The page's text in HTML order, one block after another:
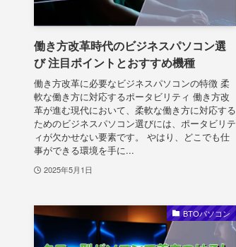
働き方改革時代のビジネスパソコン選
び 注目ポイントとおすすめ機種
働き方改革に必要なビジネスパソコンの特徴 柔
軟な働き方に対応するポータビリティ 働き方改
革が進む現代において、柔軟な働き方に対応する
ためのビジネスパソコン選びには、ポータビリテ
ィが欠かせない要素です。 やはり、どこでも仕
事ができる環境を手に...
2025年5月1日
BTOパソコン